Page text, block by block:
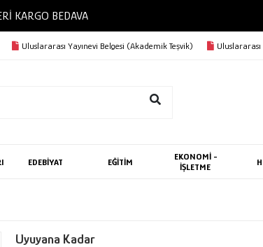
KARGO BEDAVA
Uluslararası Yayınevi Belgesi (Akademik Teşvik)
EDEBİYAT EĞİTİM
EKONOMİ -
İŞLETME
Uyuyana Kadar